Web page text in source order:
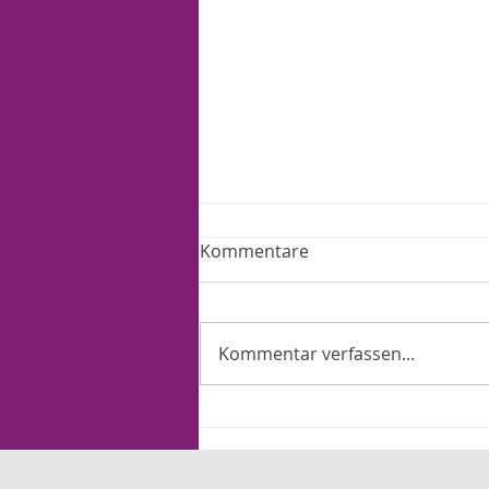
Familie tragen die Lasten
Kommentare
Kommentar verfassen...